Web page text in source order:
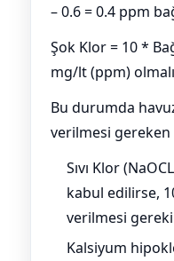
– 0.6 = 0.4 ppm
Şok Klor = 10 *
mg/lt (ppm)
Bu durumda
verilmesi gereken
Sıvı Klor
kabul edilirse,
verilmesi
Kalsiyum